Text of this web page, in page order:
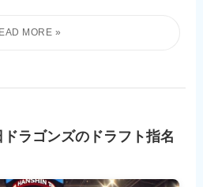
ドラゴンズのドラフト指名